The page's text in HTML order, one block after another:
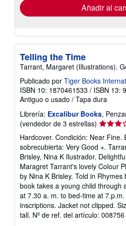
envío
Añadir al
Telling the Time
Tarrant, Margaret (Illustrations).
Publicado por Tiger Books
ISBN 10: 1870461533 / ISBN 13:
Antiguo o usado / Tapa dura
Librería: Excalibur Books,
(vendedor de 3 estrellas)
del
3
de
5
estrellas
Hardcover. Condición: Near Fine.
sobrecubierta: Very Good +.
Brisley, Nina K Ilustrador.
Maragret Tarrant's lovely Colour
by Nina K Brisley. Told in
book takes a young child through
at 7.30 a. m. to bed-time at
inscriptions. Jacket not clipped.
tall. Nº de ref. del artículo: 008756